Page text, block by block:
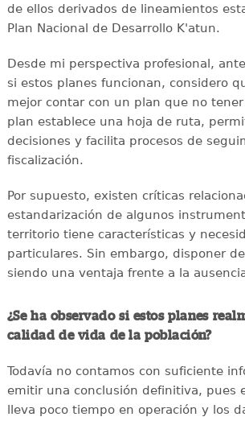
de ellos derivados de lineamientos
Plan Nacional de Desarrollo K'atun.
Desde mi perspectiva profesional,
si estos planes funcionan, considero
mejor contar con un plan que no
plan establece una hoja de ruta,
decisiones y facilita procesos de
fiscalización.
Por supuesto, existen críticas
estandarización de algunos
territorio tiene características y
particulares. Sin embargo, disponer
siendo una ventaja frente a la
¿Se ha observado si estos planes
calidad de vida de la población?
Todavía no contamos con suficiente
emitir una conclusión definitiva, pues
lleva poco tiempo en operación y los